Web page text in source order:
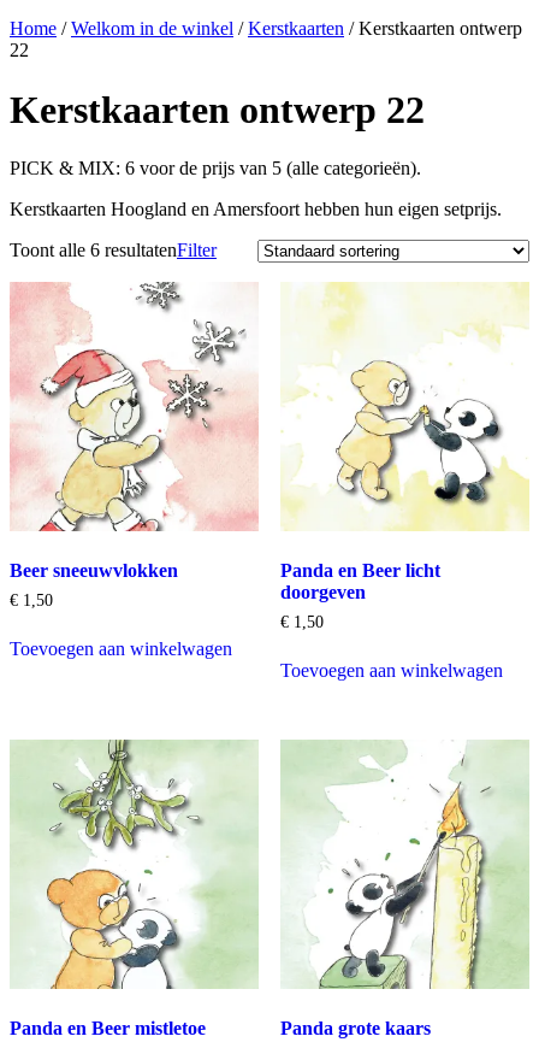
Home /Welkom in de winkel /Kerstkaarten / Kerstkaarten ontwerp
22
Kerstkaarten ontwerp 22
PICK & MIX: 6 voor de prijs van 5 (alle categorieën).
Kerstkaarten Hoogland en Amersfoort hebben hun eigen setprijs.
Filter
Toont alle 6 resultaten
Beer sneeuwvlokken
€ 1,50
Toevoegen aan winkelwagen
Panda en Beer licht
doorgeven
€1,50
Toevoegen aan winkelwagen
Panda en Beer mistletoe Panda grote kaars